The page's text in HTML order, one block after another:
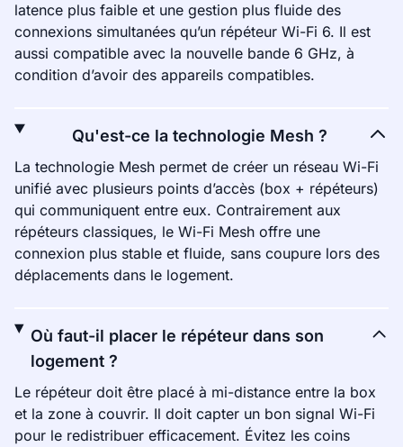
latence plus faible et une gestion plus fluide des
connexions simultanées qu’un répéteur Wi-Fi 6. Il est
aussi compatible avec la nouvelle bande 6 GHz, à
condition d’avoir des appareils compatibles.
Qu'est-ce la technologie Mesh ?
La technologie Mesh permet de créer un réseau Wi-Fi
unifié avec plusieurs points d’accès (box + répéteurs)
qui communiquent entre eux. Contrairement aux
répéteurs classiques, le Wi-Fi Mesh offre une
connexion plus stable et fluide, sans coupure lors des
déplacements dans le logement.
Où faut-il placer le répéteur dans son
logement ?
Le répéteur doit être placé à mi-distance entre la box
et la zone à couvrir. Il doit capter un bon signal Wi-Fi
pour le redistribuer efficacement. Évitez les coins